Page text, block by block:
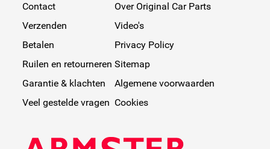
Contact
Verzenden
Betalen
Ruilen en retourneren
Garantie & klachten
Veel gestelde vragen
Over Original Car Parts
Video's
Privacy Policy
Sitemap
Algemene voorwaarden
Cookies